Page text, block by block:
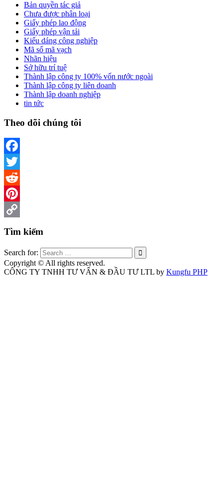
Bản quyền tác giả
Chưa được phân loại
Giấy phép lao động
Giấy phép vận tải
Kiểu dáng công nghiệp
Mã số mã vạch
Nhãn hiệu
Sở hữu trí tuệ
Thành lập công ty 100% vốn nước ngoài
Thành lập công ty liên doanh
Thành lập doanh nghiệp
tin tức
Theo dõi chúng tôi
Facebook
Twitter
Reddit
Pinterest
Tìm kiếm
Search for:
Copyright © All rights reserved.
CÔNG TY TNHH TƯ VẤN & ĐẦU TƯ LTL by Kungfu PHP